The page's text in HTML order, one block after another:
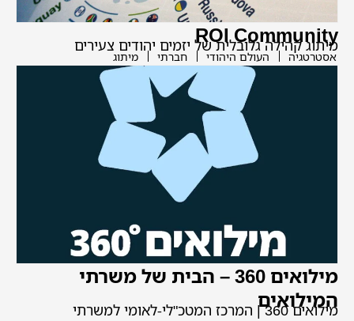
ROI Community
מיתוג קהילה גלובלית של יזמים יהודים צעירים
אסטרטגיה העולם היהודי חברתי מיתוג
מילואים 360 – הבית של משרתי
המילואיםמילואים 360 | המרכז המטכ"לי-לאומי למשרתי